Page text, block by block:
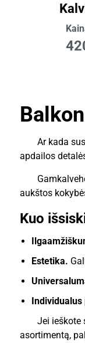
Ar kada
apdailos
aukštos
Kuo
Estetika.
Jei ieškote
asortimentą,